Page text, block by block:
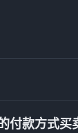
付款方式买